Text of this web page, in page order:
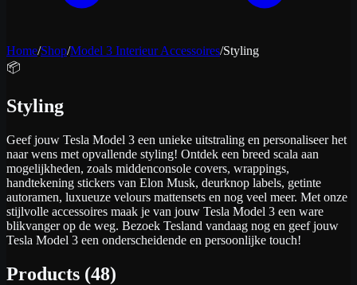
Home/Shop/Model 3 Interieur Accessoires/Styling
📦
Styling
Geef jouw Tesla Model 3 een unieke uitstraling en personaliseer het
naar wens met opvallende styling! Ontdek een breed scala aan
mogelijkheden, zoals middenconsole covers, wrappings,
handtekening stickers van Elon Musk, deurknop labels, getinte
autoramen, luxueuze velours mattensets en nog veel meer. Met onze
stijlvolle accessoires maak je van jouw Tesla Model 3 een ware
blikvanger op de weg. Bezoek Tesland vandaag nog en geef jouw
Tesla Model 3 een onderscheidende en persoonlijke touch!
Products (48)